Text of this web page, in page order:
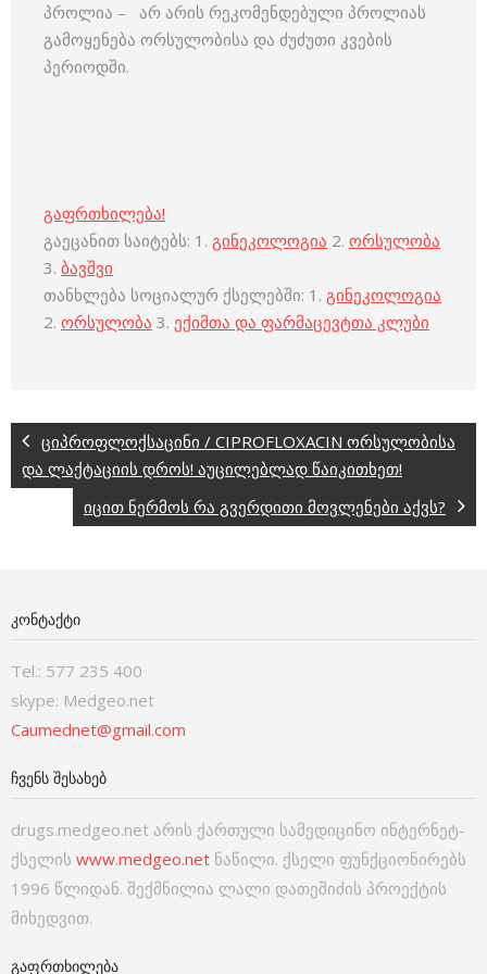
პროლია – არ არის რეკომენდებული პროლიას
გამოყენება ორსულობისა და ძუძუთი კვების
პერიოდში.
გაფრთხილება!
გაეცანით საიტებს: 1. გინეკოლოგია 2. ორსულობა
3. ბავშვი
თანხლება სოციალურ ქსელებში: 1. გინეკოლოგია
2. ორსულობა 3. ექიმთა და ფარმაცევტთა კლუბი
ციპროფლოქსაცინი / CIPROFLOXACIN ორსულობისა
და ლაქტაციის დროს! აუცილებლად წაიკითხეთ!
იცით ნერმოს რა გვერდითი მოვლენები აქვს?
ᲙᲝᲜᲢᲐᲥᲢᲘ
Tel.: 577 235 400
skype: Medgeo.net
Caumednet@gmail.com
ᲩᲕᲔᲜᲡ ᲨᲔᲡᲐᲮᲔᲑ
drugs.medgeo.net არის ქართული სამედიცინო ინტერნეტ-
ქსელის www.medgeo.net ნაწილი. ქსელი ფუნქციონირებს
1996 წლიდან. შექმნილია ლალი დათეშიძის პროექტის
მიხედვით.
ᲒᲐᲤᲠᲗᲮᲘᲚᲔᲑᲐ